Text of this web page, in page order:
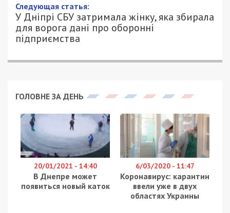
Следующая статья:
У Дніпрі СБУ затримала жінку, яка збирала
для ворога дані про оборонні
підприємства
ГОЛОВНЕ ЗА ДЕНЬ
20/01/2021 - 14:40
В Днепре может
появиться новый каток
6/03/2020 - 11:47
Коронавирус: карантин
ввели уже в двух
областях Украины